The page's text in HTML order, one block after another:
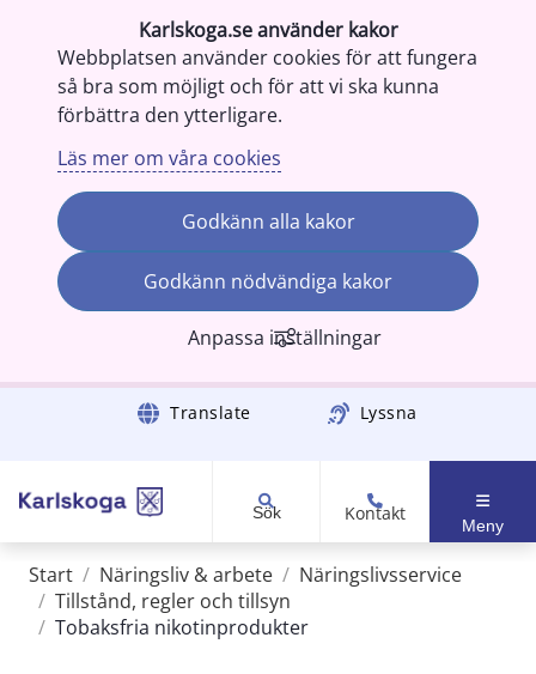
Karlskoga.se använder kakor
Webbplatsen använder cookies för att fungera
så bra som möjligt och för att vi ska kunna
förbättra den ytterligare.
Läs mer om våra cookies
Godkänn alla kakor
Godkänn nödvändiga kakor
Anpassa inställningar
Gå till innehåll Translate Lyssna
Sök Kontakt
Meny
Start / Näringsliv & arbete / Näringslivsservice
/ Tillstånd, regler och tillsyn
/ Tobaksfria nikotinprodukter